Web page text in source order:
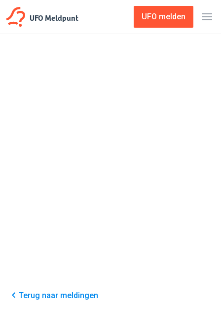
UFO Meldpunt UFO melden
Terug naar meldingen